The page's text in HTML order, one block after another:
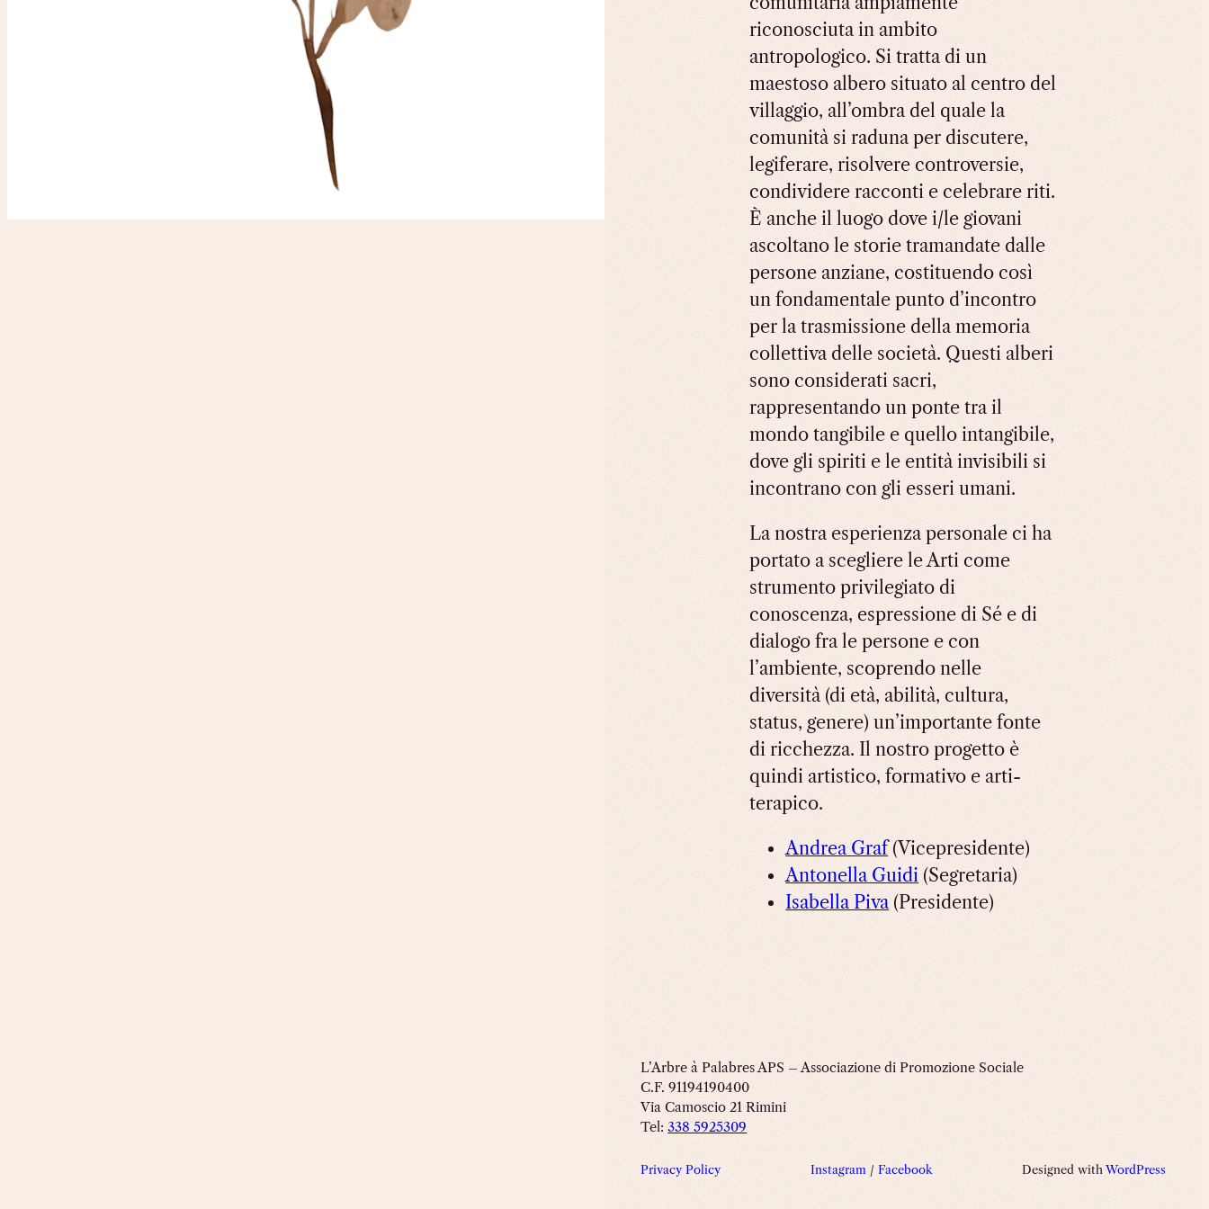
riconosciuta in ambito
antropologico. Si tratta di un
maestoso albero situato al centro del
villaggio, all’ombra del quale la
comunità si raduna per discutere,
legiferare, risolvere controversie,
condividere racconti e celebrare riti.
È anche il luogo dove i/le giovani
ascoltano le storie tramandate dalle
persone anziane, costituendo così
un fondamentale punto d’incontro
per la trasmissione della memoria
collettiva delle società. Questi alberi
sono considerati sacri,
rappresentando un ponte tra il
mondo tangibile e quello intangibile,
dove gli spiriti e le entità invisibili si
incontrano con gli esseri umani.
La nostra esperienza personale ci ha
portato a scegliere le Arti come
strumento privilegiato di
conoscenza, espressione di Sé e di
dialogo fra le persone e con
l’ambiente, scoprendo nelle
diversità (di età, abilità, cultura,
status, genere) un’importante fonte
di ricchezza. Il nostro progetto è
quindi artistico, formativo e arti-
terapico.
Andrea Graf(Vicepresidente)
Antonella Guidi (Segretaria)
Isabella Piva (Presidente)
L’Arbre à Palabres APS – Associazione di Promozione Sociale
C.F. 91194190400
Via Camoscio 21 Rimini
Tel:338 5925309
Privacy Policy Instagram/ Facebook Designed withWordPress